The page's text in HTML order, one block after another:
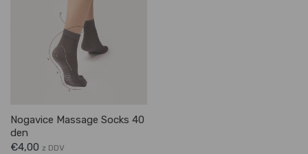
Nogavice Massage Socks 40
den
€4,00 z DDV